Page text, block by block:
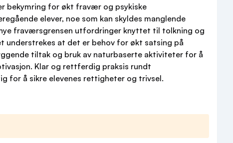
bekymring for økt fravær og psykiske
elever, noe som kan skyldes manglende
fraværsgrensen utfordringer knyttet til tolkning og
understrekes at det er behov for økt satsing på
tiltak og bruk av naturbaserte aktiviteter for å
Klar og rettferdig praksis rundt
for å sikre elevenes rettigheter og trivsel.